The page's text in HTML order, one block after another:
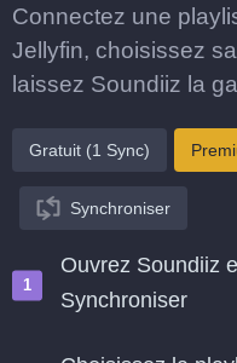
Connectez une
Jellyfin, choisissez
laissez Soundiiz la
Gratuit (1 Sync)
Synchroniser
Ouvrez Soundiiz
Synchroniser